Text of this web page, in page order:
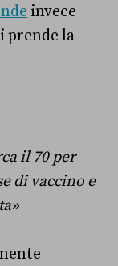
invece
prende la
il 70 per
di vaccino e